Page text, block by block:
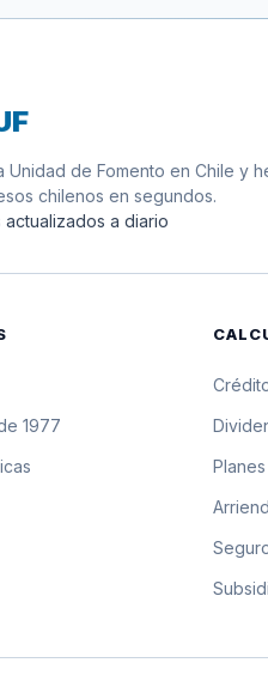
de 1982
de 1982
1982
Unidad de Fomento en Chile y
chilenos en segundos.
a diario
1977